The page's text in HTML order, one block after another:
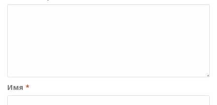
Имя *